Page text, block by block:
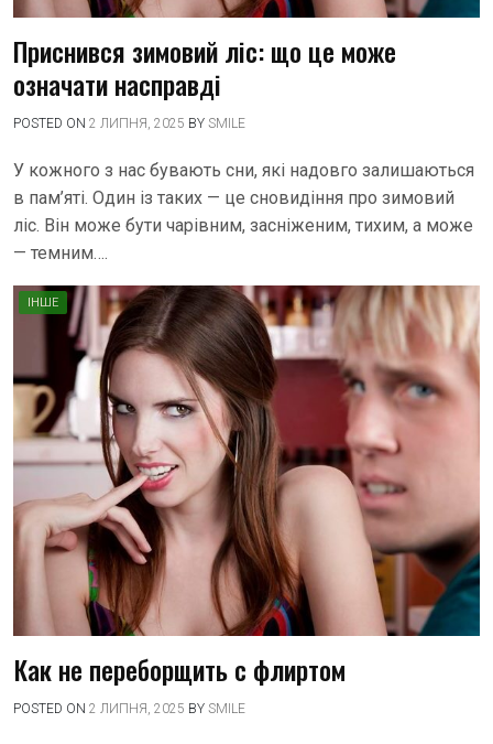
Приснився зимовий ліс: що це може
означати насправді
POSTED ON 2 ЛИПНЯ, 2025 BY SMILE
У кожного з нас бувають сни, які надовго залишаються
в пам’яті. Один із таких — це сновидіння про зимовий
ліс. Він може бути чарівним, засніженим, тихим, а може
— темним….
ІНШЕ
Как не переборщить с флиртом
POSTED ON 2 ЛИПНЯ, 2025 BY SMILE